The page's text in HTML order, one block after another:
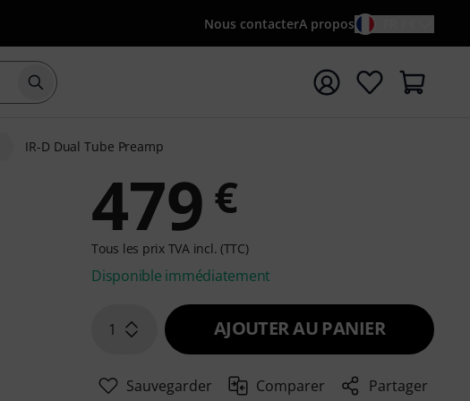
Nous contacterA propos
Démarrer la recherche avec le terme de recherche
IR-D Dual Tube Preamp
479 €
Tous les prix TVA incl. (TTC)
Disponible immédiatement
1 AJOUTER AU PANIER
Sauvegarder Comparer Partager